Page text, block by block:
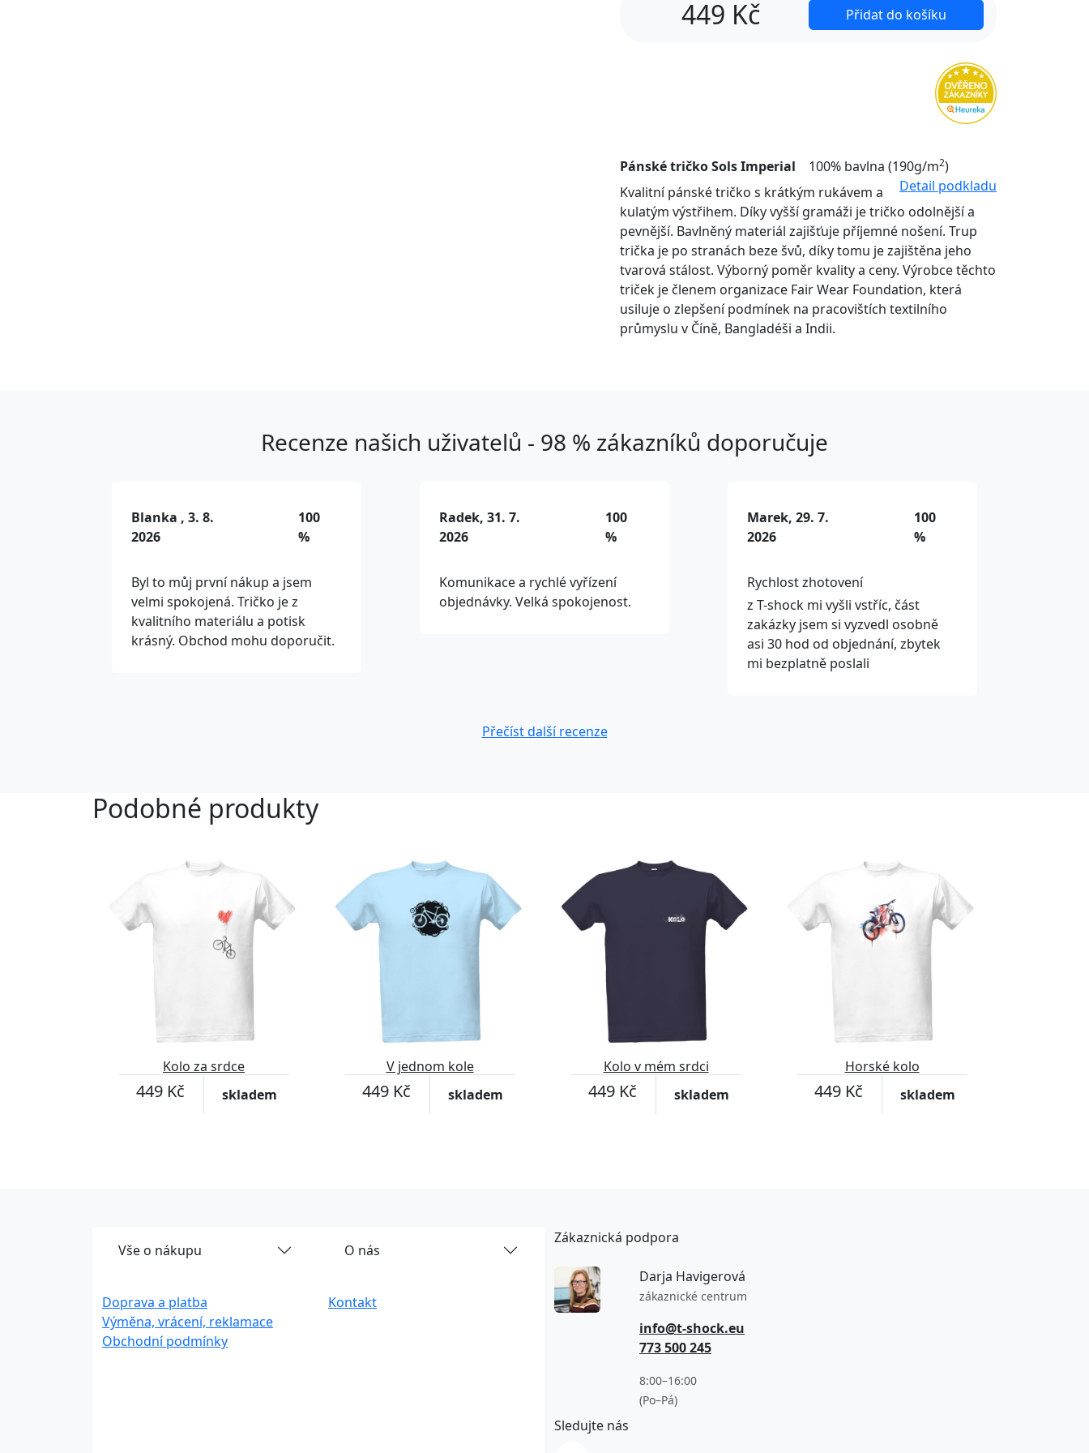
449 Kč Přidat do košíku
Pánské tričko Sols Imperial 100% bavlna (190g/m2)
Detail podkladu
Kvalitní pánské tričko s krátkým rukávem a
kulatým výstřihem. Díky vyšší gramáži je tričko odolnější a
pevnější. Bavlněný materiál zajišťuje příjemné nošení. Trup
trička je po stranách beze švů, díky tomu je zajištěna jeho
tvarová stálost. Výborný poměr kvality a ceny. Výrobce těchto
triček je členem organizace Fair Wear Foundation, která
usiluje o zlepšení podmínek na pracovištích textilního
průmyslu v Číně, Bangladéši a Indii.
Recenze našich uživatelů - 98 % zákazníků doporučuje
Blanka , 3. 8.
2026
100
%
Byl to můj první nákup a jsem
velmi spokojená. Tričko je z
kvalitního materiálu a potisk
krásný. Obchod mohu doporučit.
Radek, 31. 7.
2026
100
%
Komunikace a rychlé vyřízení
objednávky. Velká spokojenost.
Marek, 29. 7.
2026
100
%
Rychlost zhotovení
z T-shock mi vyšli vstříc, část
zakázky jsem si vyzvedl osobně
asi 30 hod od objednání, zbytek
mi bezplatně poslali
Přečíst další recenze
Podobné produkty
Kolo za srdce
449 Kč skladem
V jednom kole
449 Kč skladem
Kolo v mém srdci
449 Kč skladem
Horské kolo
449 Kč skladem
Vše o nákupu
Doprava a platba
Výměna, vrácení, reklamace
Obchodní podmínky
O nás
Kontakt
Zákaznická podpora
Darja Havigerová
zákaznické centrum
info@t-shock.eu
773 500 245
8:00–16:00
(Po–Pá)
Sledujte nás